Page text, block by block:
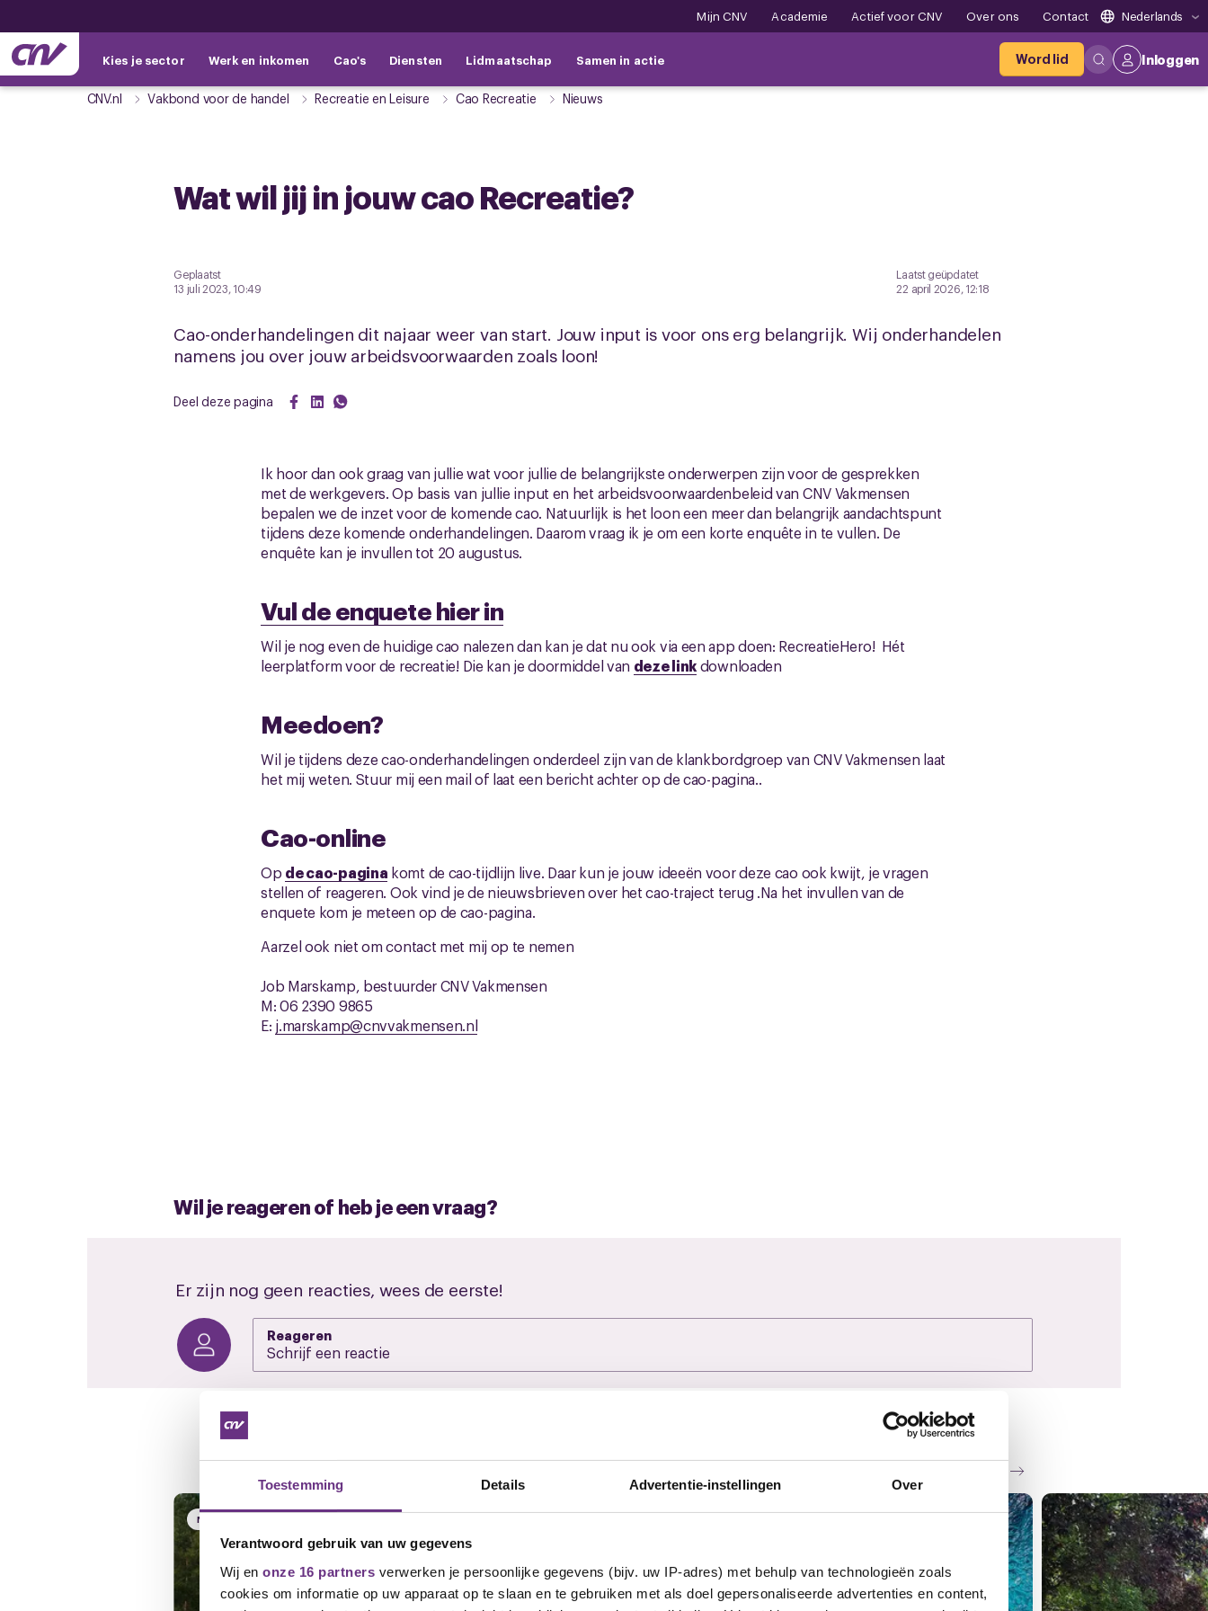
Toestemming Details Advertentie-instellingen Over
Verantwoord gebruik van uw gegevens
Wij en onze 16 partners verwerken je persoonlijke gegevens (bijv. uw IP-adres) met behulp van technologieën zoals
cookies om informatie op uw apparaat op te slaan en te gebruiken met als doel gepersonaliseerde advertenties en content,
Mijn CNV Academie Actief voor CNV Over ons Contact Nederlands
Kies je sector Werk en inkomen Cao's Diensten Lidmaatschap Samen in actie Word lid Inloggen
CNV.nl Vakbond voor de handel Recreatie en Leisure Cao Recreatie Nieuws
Wat wil jij in jouw cao Recreatie?
Geplaatst
13 juli 2023, 10:49
Laatst geüpdatet
22 april 2026, 12:18
Cao-onderhandelingen dit najaar weer van start. Jouw input is voor ons erg belangrijk. Wij onderhandelen
namens jou over jouw arbeidsvoorwaarden zoals loon!
Deel deze pagina
Ik hoor dan ook graag van jullie wat voor jullie de belangrijkste onderwerpen zijn voor de gesprekken
met de werkgevers. Op basis van jullie input en het arbeidsvoorwaardenbeleid van CNV Vakmensen
bepalen we de inzet voor de komende cao. Natuurlijk is het loon een meer dan belangrijk aandachtspunt
tijdens deze komende onderhandelingen. Daarom vraag ik je om een korte enquête in te vullen. De
enquête kan je invullen tot 20 augustus.
Vul de enquete hier in
Wil je nog even de huidige cao nalezen dan kan je dat nu ook via een app doen: RecreatieHero! Hét
leerplatform voor de recreatie! Die kan je doormiddel van deze linkdownloaden
Meedoen?
Wil je tijdens deze cao-onderhandelingen onderdeel zijn van de klankbordgroep van CNV Vakmensen laat
het mij weten. Stuur mij een mail of laat een bericht achter op de cao-pagina..
Cao-online
Op de cao-pagina komt de cao-tijdlijn live. Daar kun je jouw ideeën voor deze cao ook kwijt, je vragen
stellen of reageren. Ook vind je de nieuwsbrieven over het cao-traject terug .Na het invullen van de
enquete kom je meteen op de cao-pagina.
Aarzel ook niet om contact met mij op te nemen
Job Marskamp, bestuurder CNV Vakmensen
M: 06 2390 9865
E: j.marskamp@cnvvakmensen.nl
Wil je reageren of heb je een vraag?
Er zijn nog geen reacties, wees de eerste!
Reageren
NIEUWS